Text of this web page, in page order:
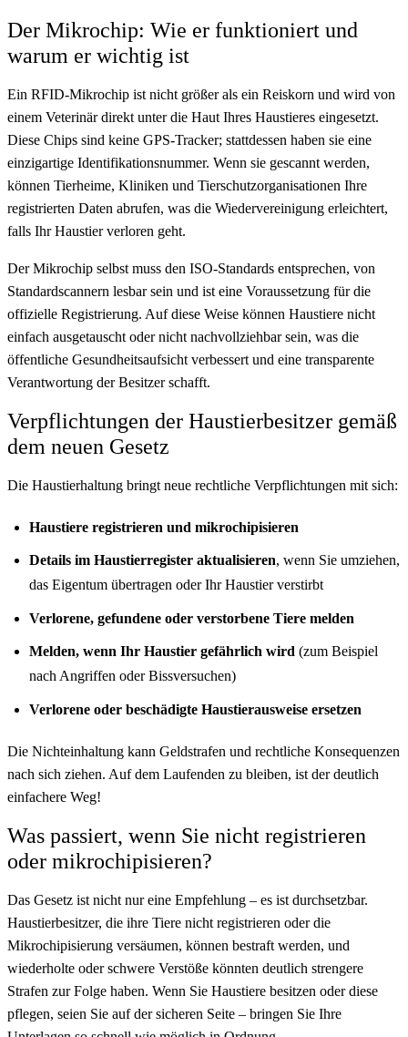
Der Mikrochip: Wie er funktioniert und
warum er wichtig ist
Ein RFID-Mikrochip ist nicht größer als ein Reiskorn und wird von
einem Veterinär direkt unter die Haut Ihres Haustieres eingesetzt.
Diese Chips sind keine GPS-Tracker; stattdessen haben sie eine
einzigartige Identifikationsnummer. Wenn sie gescannt werden,
können Tierheime, Kliniken und Tierschutzorganisationen Ihre
registrierten Daten abrufen, was die Wiedervereinigung erleichtert,
falls Ihr Haustier verloren geht.
Der Mikrochip selbst muss den ISO-Standards entsprechen, von
Standardscannern lesbar sein und ist eine Voraussetzung für die
offizielle Registrierung. Auf diese Weise können Haustiere nicht
einfach ausgetauscht oder nicht nachvollziehbar sein, was die
öffentliche Gesundheitsaufsicht verbessert und eine transparente
Verantwortung der Besitzer schafft.
Verpflichtungen der Haustierbesitzer gemäß
dem neuen Gesetz
Die Haustierhaltung bringt neue rechtliche Verpflichtungen mit sich:
Haustiere registrieren und mikrochipisieren
Details im Haustierregister aktualisieren, wenn Sie umziehen,
das Eigentum übertragen oder Ihr Haustier verstirbt
Verlorene, gefundene oder verstorbene Tiere melden
Melden, wenn Ihr Haustier gefährlich wird (zum Beispiel
nach Angriffen oder Bissversuchen)
Verlorene oder beschädigte Haustierausweise ersetzen
Die Nichteinhaltung kann Geldstrafen und rechtliche Konsequenzen
nach sich ziehen. Auf dem Laufenden zu bleiben, ist der deutlich
einfachere Weg!
Was passiert, wenn Sie nicht registrieren
oder mikrochipisieren?
Das Gesetz ist nicht nur eine Empfehlung – es ist durchsetzbar.
Haustierbesitzer, die ihre Tiere nicht registrieren oder die
Mikrochipisierung versäumen, können bestraft werden, und
wiederholte oder schwere Verstöße könnten deutlich strengere
Strafen zur Folge haben. Wenn Sie Haustiere besitzen oder diese
pflegen, seien Sie auf der sicheren Seite – bringen Sie Ihre